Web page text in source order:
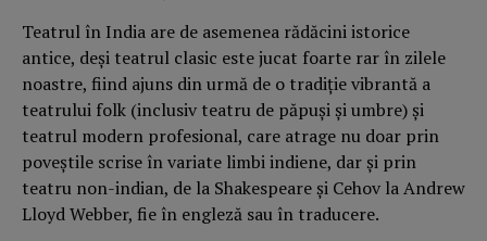
Teatrul în India are de asemenea rădăcini istorice
antice, deși teatrul clasic este jucat foarte rar în zilele
noastre, fiind ajuns din urmă de o tradiție vibrantă a
teatrului folk (inclusiv teatru de păpuși și umbre) și
teatrul modern profesional, care atrage nu doar prin
poveștile scrise în variate limbi indiene, dar și prin
teatru non-indian, de la Shakespeare și Cehov la Andrew
Lloyd Webber, fie în engleză sau în traducere.